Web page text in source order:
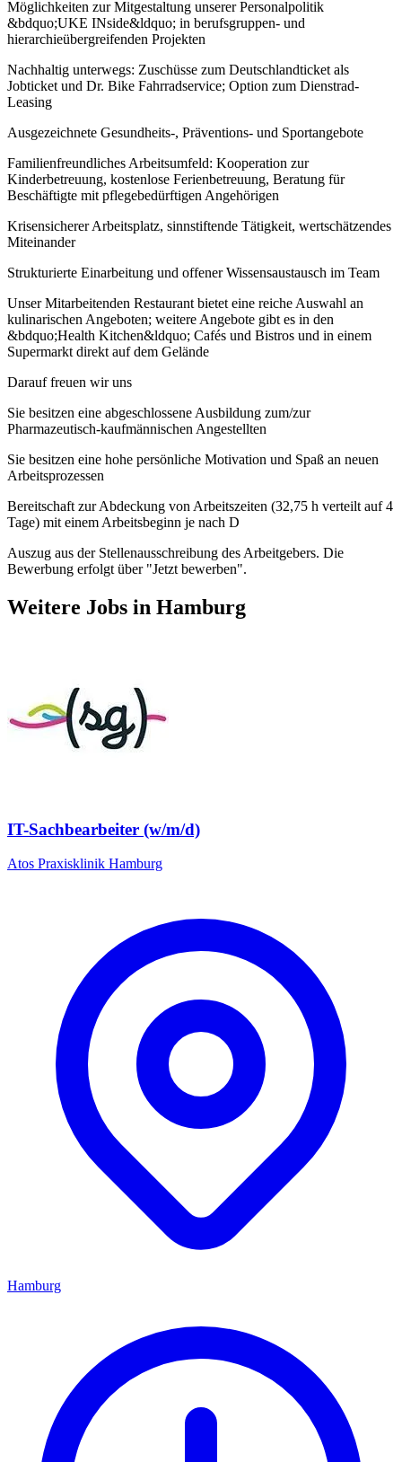
Möglichkeiten zur Mitgestaltung unserer Personalpolitik
&bdquo;UKE INside&ldquo; in berufsgruppen- und
hierarchieübergreifenden Projekten
Nachhaltig unterwegs: Zuschüsse zum Deutschlandticket als
Jobticket und Dr. Bike Fahrradservice; Option zum Dienstrad-
Leasing
Ausgezeichnete Gesundheits-, Präventions- und Sportangebote
Familienfreundliches Arbeitsumfeld: Kooperation zur
Kinderbetreuung, kostenlose Ferienbetreuung, Beratung für
Beschäftigte mit pflegebedürftigen Angehörigen
Krisensicherer Arbeitsplatz, sinnstiftende Tätigkeit, wertschätzendes
Miteinander
Strukturierte Einarbeitung und offener Wissensaustausch im Team
Unser Mitarbeitenden Restaurant bietet eine reiche Auswahl an
kulinarischen Angeboten; weitere Angebote gibt es in den
&bdquo;Health Kitchen&ldquo; Cafés und Bistros und in einem
Supermarkt direkt auf dem Gelände
Darauf freuen wir uns
Sie besitzen eine abgeschlossene Ausbildung zum/zur
Pharmazeutisch-kaufmännischen Angestellten
Sie besitzen eine hohe persönliche Motivation und Spaß an neuen
Arbeitsprozessen
Bereitschaft zur Abdeckung von Arbeitszeiten (32,75 h verteilt auf 4
Tage) mit einem Arbeitsbeginn je nach D
Auszug aus der Stellenausschreibung des Arbeitgebers. Die
Bewerbung erfolgt über "Jetzt bewerben".
Weitere Jobs in Hamburg
IT-Sachbearbeiter (w/m/d)
Atos Praxisklinik Hamburg
Hamburg